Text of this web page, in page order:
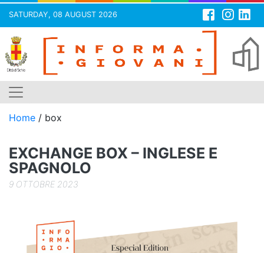
SATURDAY, 08 AUGUST 2026
Skip
content
Home / box
EXCHANGE BOX – INGLESE E
SPAGNOLO
9 OTTOBRE 2023